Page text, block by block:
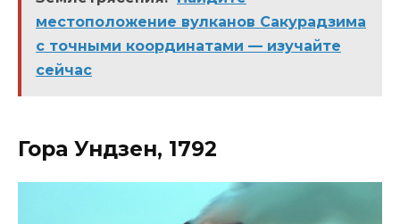
местоположение вулканов Сакурадзима
с точными координатами — изучайте
сейчас
Гора Ундзен, 1792